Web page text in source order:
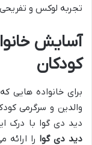
تجربه لوکس و
آسایش
کودکان
برای خانواده هایی
والدین و سرگرمی
دید دی گوا با درک
دید دی گوا را